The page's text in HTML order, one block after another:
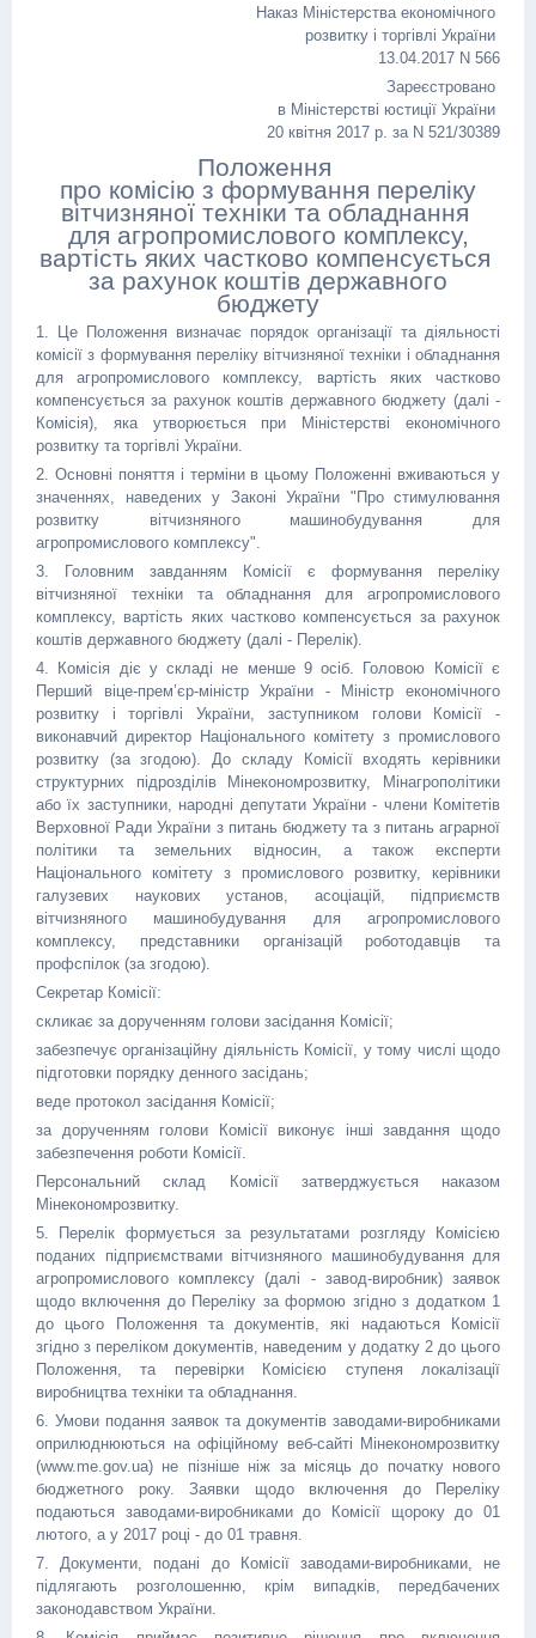
Наказ Міністерства економічного
розвитку і торгівлі України
13.04.2017 N 566
Зареєстровано
в Міністерстві юстиції України
20 квітня 2017 р. за N 521/30389
Положення
про комісію з формування переліку
вітчизняної техніки та обладнання
для агропромислового комплексу,
вартість яких частково компенсується
за рахунок коштів державного
бюджету
1. Це Положення визначає порядок організації та діяльності
комісії з формування переліку вітчизняної техніки і обладнання
для агропромислового комплексу, вартість яких частково
компенсується за рахунок коштів державного бюджету (далі -
Комісія), яка утворюється при Міністерстві економічного
розвитку та торгівлі України.
2. Основні поняття і терміни в цьому Положенні вживаються у
значеннях, наведених у Законі України "Про стимулювання
розвитку вітчизняного машинобудування для
агропромислового комплексу".
3. Головним завданням Комісії є формування переліку
вітчизняної техніки та обладнання для агропромислового
комплексу, вартість яких частково компенсується за рахунок
коштів державного бюджету (далі - Перелік).
4. Комісія діє у складі не менше 9 осіб. Головою Комісії є
Перший віце-прем’єр-міністр України - Міністр економічного
розвитку і торгівлі України, заступником голови Комісії -
виконавчий директор Національного комітету з промислового
розвитку (за згодою). До складу Комісії входять керівники
структурних підрозділів Мінекономрозвитку, Мінагрополітики
або їх заступники, народні депутати України - члени Комітетів
Верховної Ради України з питань бюджету та з питань аграрної
політики та земельних відносин, а також експерти
Національного комітету з промислового розвитку, керівники
галузевих наукових установ, асоціацій, підприємств
вітчизняного машинобудування для агропромислового
комплексу, представники організацій роботодавців та
профспілок (за згодою).
Секретар Комісії:
скликає за дорученням голови засідання Комісії;
забезпечує організаційну діяльність Комісії, у тому числі щодо
підготовки порядку денного засідань;
веде протокол засідання Комісії;
за дорученням голови Комісії виконує інші завдання щодо
забезпечення роботи Комісії.
Персональний склад Комісії затверджується наказом
Мінекономрозвитку.
5. Перелік формується за результатами розгляду Комісією
поданих підприємствами вітчизняного машинобудування для
агропромислового комплексу (далі - завод-виробник) заявок
щодо включення до Переліку за формою згідно з додатком 1
до цього Положення та документів, які надаються Комісії
згідно з переліком документів, наведеним у додатку 2 до цього
Положення, та перевірки Комісією ступеня локалізації
виробництва техніки та обладнання.
6. Умови подання заявок та документів заводами-виробниками
оприлюднюються на офіційному веб-сайті Мінекономрозвитку
(www.mе.gov.ua) не пізніше ніж за місяць до початку нового
бюджетного року. Заявки щодо включення до Переліку
подаються заводами-виробниками до Комісії щороку до 01
лютого, а у 2017 році - до 01 травня.
7. Документи, подані до Комісії заводами-виробниками, не
підлягають розголошенню, крім випадків, передбачених
законодавством України.